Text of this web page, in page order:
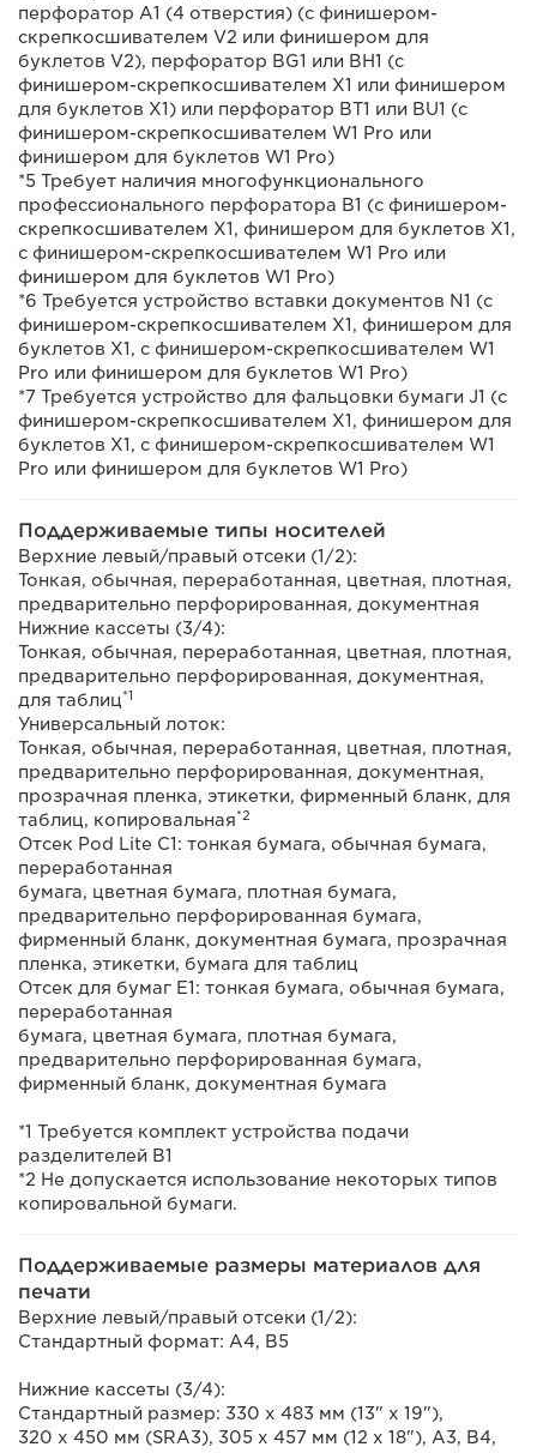
перфоратор A1 (4 отверстия) (с финишером-
скрепкосшивателем V2 или финишером для
буклетов V2), перфоратор BG1 или BH1 (с
финишером-скрепкосшивателем X1 или финишером
для буклетов X1) или перфоратор BT1 или BU1 (с
финишером-скрепкосшивателем W1 Pro или
финишером для буклетов W1 Pro)
*5 Требует наличия многофункционального
профессионального перфоратора B1 (с финишером-
скрепкосшивателем X1, финишером для буклетов X1,
с финишером-скрепкосшивателем W1 Pro или
финишером для буклетов W1 Pro)
*6 Требуется устройство вставки документов N1 (с
финишером-скрепкосшивателем X1, финишером для
буклетов X1, с финишером-скрепкосшивателем W1
Pro или финишером для буклетов W1 Pro)
*7 Требуется устройство для фальцовки бумаги J1 (с
финишером-скрепкосшивателем X1, финишером для
буклетов X1, с финишером-скрепкосшивателем W1
Pro или финишером для буклетов W1 Pro)
Поддерживаемые типы носителей
Верхние левый/правый отсеки (1/2):
Тонкая, обычная, переработанная, цветная, плотная,
предварительно перфорированная, документная
Нижние кассеты (3/4):
Тонкая, обычная, переработанная, цветная, плотная,
предварительно перфорированная, документная,
для таблиц*1
Универсальный лоток:
Тонкая, обычная, переработанная, цветная, плотная,
предварительно перфорированная, документная,
прозрачная пленка, этикетки, фирменный бланк, для
таблиц, копировальная*2
Отсек Pod Lite C1: тонкая бумага, обычная бумага,
переработанная
бумага, цветная бумага, плотная бумага,
предварительно перфорированная бумага,
фирменный бланк, документная бумага, прозрачная
пленка, этикетки, бумага для таблиц
Отсек для бумаг E1: тонкая бумага, обычная бумага,
переработанная
бумага, цветная бумага, плотная бумага,
предварительно перфорированная бумага,
фирменный бланк, документная бумага
*1 Требуется комплект устройства подачи
разделителей B1
*2 Не допускается использование некоторых типов
копировальной бумаги.
Поддерживаемые размеры материалов для
печати
Верхние левый/правый отсеки (1/2):
Стандартный формат: A4, B5
Нижние кассеты (3/4):
Стандартный размер: 330 x 483 мм (13" x 19"),
320 x 450 мм (SRA3), 305 x 457 мм (12 x 18"), A3, B4,